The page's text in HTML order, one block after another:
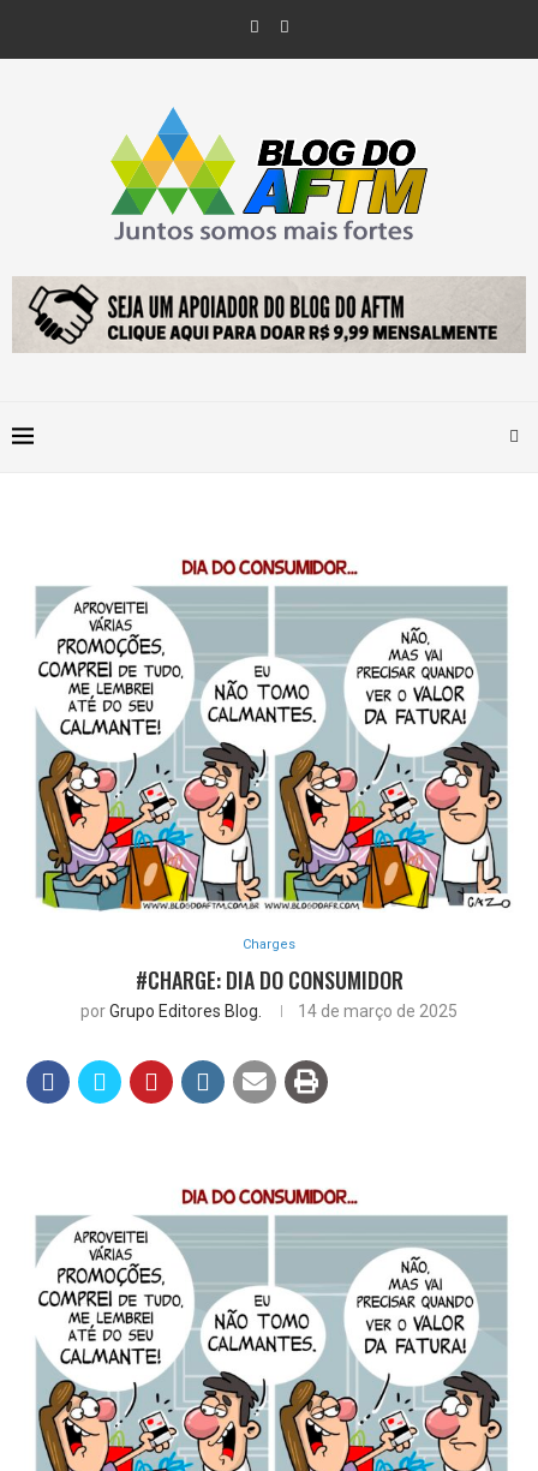
Charges
#CHARGE: DIA DO CONSUMIDOR
porGrupo Editores Blog. 14 de março de 2025